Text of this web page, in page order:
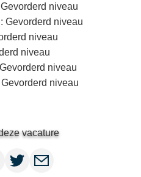
niveau
Gevorderd niveau
niveau
niveau
niveau
niveau
vacature